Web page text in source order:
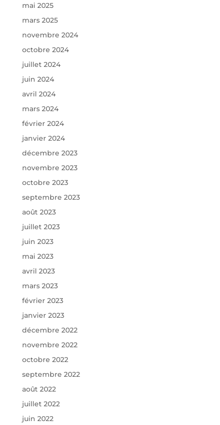
mai 2025
mars 2025
novembre 2024
octobre 2024
juillet 2024
juin 2024
avril 2024
mars 2024
février 2024
janvier 2024
décembre 2023
novembre 2023
octobre 2023
septembre 2023
août 2023
juillet 2023
juin 2023
mai 2023
avril 2023
mars 2023
février 2023
janvier 2023
décembre 2022
novembre 2022
octobre 2022
septembre 2022
août 2022
juillet 2022
juin 2022